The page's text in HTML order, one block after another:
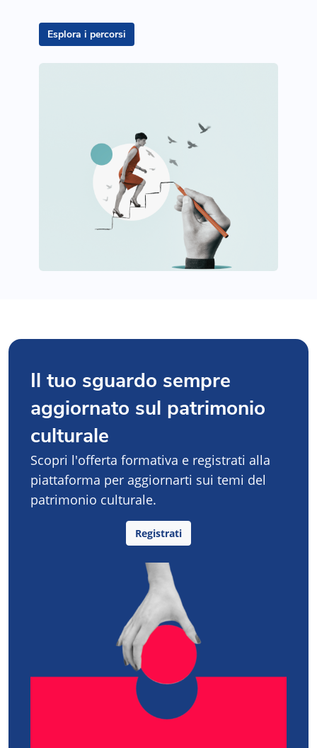
Esplora i percorsi
Il tuo sguardo sempre
aggiornato sul patrimonio
culturale
Scopri l'offerta formativa e registrati alla
piattaforma per aggiornarti sui temi del
patrimonio culturale.
Registrati